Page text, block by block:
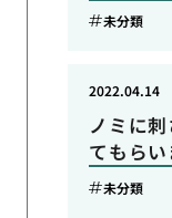
未分類
ノミに
てもら
2022.04.14
未分類